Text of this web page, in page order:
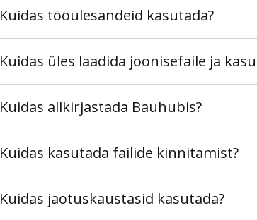
Kuidas tööülesandeid kasutada?
Kuidas üles laadida joonisefaile ja
Kuidas allkirjastada Bauhubis?
Kuidas kasutada failide kinnitamist?
Kuidas jaotuskaustasid kasutada?